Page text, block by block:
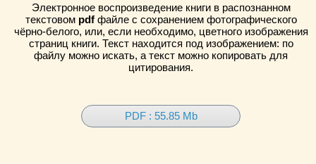
Электронное воспроизведение книги в распознанном
текстовом pdfфайле с сохранением фотографического
чёрно-белого, или, если необходимо, цветного изображения
страниц книги. Текст находится под изображением: по
файлу можно искать, а текст можно копировать для
цитирования.
PDF : 55.85 Mb